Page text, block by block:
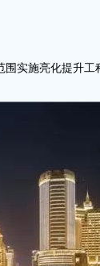
实施亮化提升工